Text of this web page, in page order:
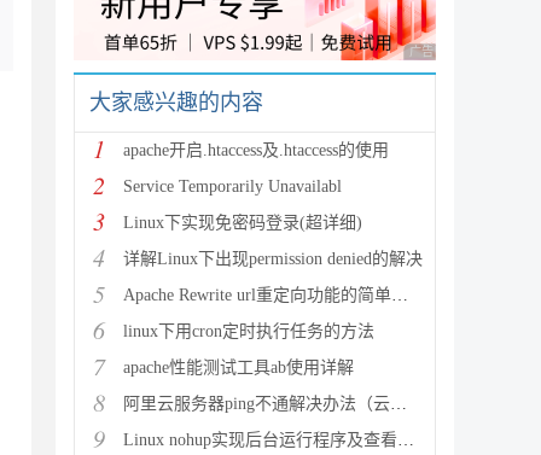
广告 商业广告，理性
大家感兴趣的内容
1 apache开启.htaccess及.htaccess的使用
2 Service Temporarily Unavailabl
3 Linux下实现免密码登录(超详细)
4 详解Linux下出现permission denied的解决
5 Apache Rewrite url重定向功能的简单配置
6 linux下用cron定时执行任务的方法
7 apache性能测试工具ab使用详解
8 阿里云服务器ping不通解决办法（云服务器搭建完环境访问不了
9 Linux nohup实现后台运行程序及查看（nohup与&